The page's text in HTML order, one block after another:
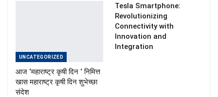
UNCATEGORIZED
आज ‘महाराष्ट्र कृषी दिन ‘ निमित्त
खास महाराष्ट्र कृषी दिन शुभेच्छा
संदेश
Tesla Smartphone:
Revolutionizing
Connectivity with
Innovation and
Integration